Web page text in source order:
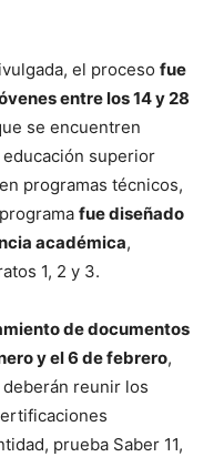
el proceso fue
entre los 14 y 28
se encuentren
superior
programas técnicos,
fue diseñado
académica,
1, 2 y 3.
de documentos
y el 6 de febrero,
reunir los
prueba Saber 11,